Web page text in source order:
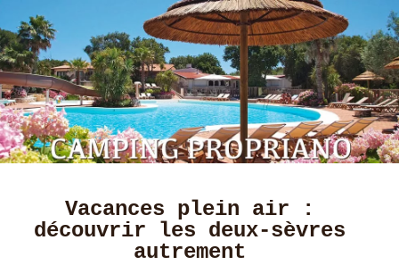
Vacances plein air :
découvrir les deux-sèvres
autrement